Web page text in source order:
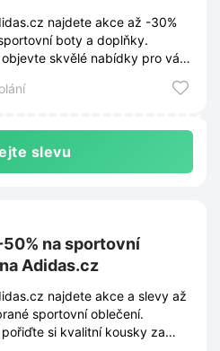
najdete akce až -30%
boty a doplňky.
skvělé nabídky pro váš
slevu
50% na sportovní
Adidas.cz
najdete akce a slevy až
sportovní oblečení.
si kvalitní kousky za